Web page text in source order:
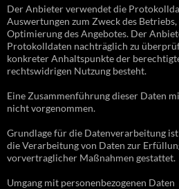
Der Anbieter verwendet die
Auswertungen zum Zweck des
Optimierung des Angebotes. Der
Protokolldaten nachträglich zu
konkreter Anhaltspunkte der
rechtswidrigen Nutzung besteht.
Eine Zusammenführung dieser Daten
nicht vorgenommen.
Grundlage für die Datenverarbeitung
die Verarbeitung von Daten zur
vorvertraglicher Maßnahmen gestattet.
Umgang mit personenbezogenen Daten